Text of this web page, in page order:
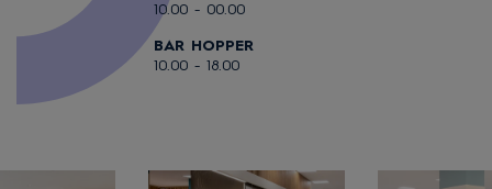
10.00 - 00.00
BAR HOPPER
10.00 - 18.00